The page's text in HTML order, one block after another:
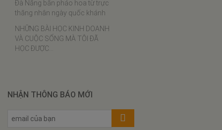
Đà Nẵng bắn pháo hoa từ trực
thăng nhân ngày quốc khánh
NHỮNG BÀI HỌC KINH DOANH
VÀ CUỘC SỐNG MÀ TÔI ĐÃ
HỌC ĐƯỢC…
NHẬN THÔNG BÁO MỚI